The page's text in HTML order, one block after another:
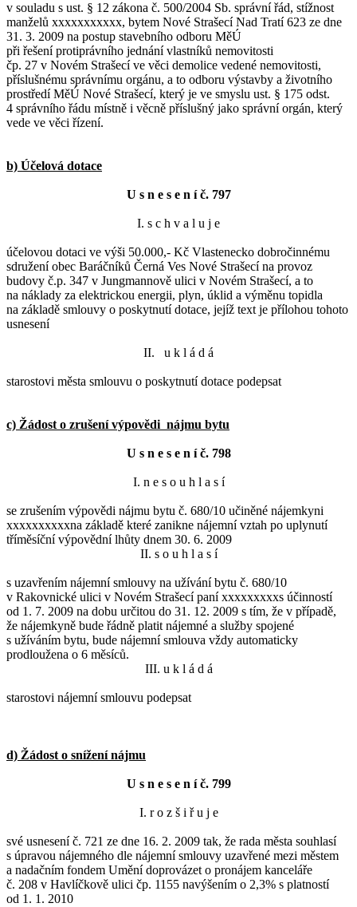
v souladu s ust. § 12 zákona č. 500/2004 Sb. správní řád, stížnost
manželů xxxxxxxxxxx, bytem Nové Strašecí Nad Tratí 623 ze dne
31. 3. 2009 na postup stavebního odboru MěÚ
při řešení protiprávního jednání vlastníků nemovitosti
čp. 27 v Novém Strašecí ve věci demolice vedené nemovitosti,
příslušnému správnímu orgánu, a to odboru výstavby a životního
prostředí MěÚ Nové Strašecí, který je ve smyslu ust. § 175 odst.
4 správního řádu místně i věcně příslušný jako správní orgán, který
vede ve věci řízení.
b) Účelová dotace
U s n e s e n í č. 797
I. s c h v a l u j e
účelovou dotaci ve výši 50.000,- Kč Vlastenecko dobročinnému
sdružení obec Baráčníků Černá Ves Nové Strašecí na provoz
budovy č.p. 347 v Jungmannově ulici v Novém Strašecí, a to
na náklady za elektrickou energii, plyn, úklid a výměnu topidla
na základě smlouvy o poskytnutí dotace, jejíž text je přílohou tohoto
usnesení
II. u k l á d á
starostovi města smlouvu o poskytnutí dotace podepsat
c) Žádost o zrušení výpovědi nájmu bytu
U s n e s e n í č. 798
I. n e s o u h l a s í
se zrušením výpovědi nájmu bytu č. 680/10 učiněné nájemkyni
xxxxxxxxxxna základě které zanikne nájemní vztah po uplynutí
tříměsíční výpovědní lhůty dnem 30. 6. 2009
II. s o u h l a s í
s uzavřením nájemní smlouvy na užívání bytu č. 680/10
v Rakovnické ulici v Novém Strašecí paní xxxxxxxxxs účinností
od 1. 7. 2009 na dobu určitou do 31. 12. 2009 s tím, že v případě,
že nájemkyně bude řádně platit nájemné a služby spojené
s užíváním bytu, bude nájemní smlouva vždy automaticky
prodloužena o 6 měsíců.
III. u k l á d á
starostovi nájemní smlouvu podepsat
d) Žádost o snížení nájmu
U s n e s e n í č. 799
I. r o z š i ř u j e
své usnesení č. 721 ze dne 16. 2. 2009 tak, že rada města souhlasí
s úpravou nájemného dle nájemní smlouvy uzavřené mezi městem
a nadačním fondem Umění doprovázet o pronájem kanceláře
č. 208 v Havlíčkově ulici čp. 1155 navýšením o 2,3% s platností
od 1. 1. 2010